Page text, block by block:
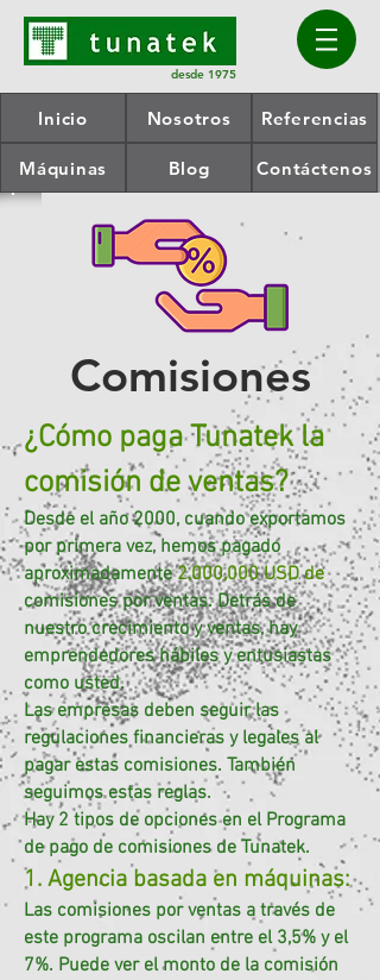
desde 1975
Inicio Nosotros Referencias
Máquinas Blog Contáctenos
Comisiones
¿Cómo paga Tunatek la
comisión de ventas?
Desde el año 2000, cuando exportamos
por primera vez, hemos pagado
aproximadamente2,000,000 USD de
comisiones por ventas. Detrás de
nuestro crecimiento y ventas, hay
emprendedores hábiles y entusiastas
como usted.
Las empresas deben seguir las
regulaciones financieras y legales al
pagar estas comisiones. También
seguimos estas reglas.
Hay 2 tipos de opciones en el Programa
de pago de comisiones de Tunatek.
1. Agencia basada en máquinas:
Las comisiones por ventas a través de
este programa oscilan entre el 3,5% y el
7%. Puede ver el monto de la comisión